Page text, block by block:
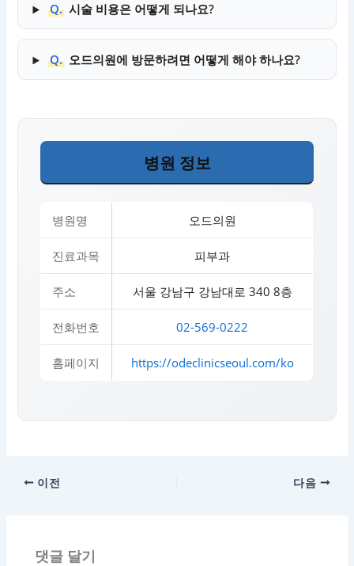
Q. 시술 비용은 어떻게 되나요?
Q. 오드의원에 방문하려면 어떻게 해야 하나요?
병원 정보
병원명 오드의원
진료과목 피부과
주소 서울 강남구 강남대로 340 8층
전화번호 02-569-0222
홈페이지 https://odeclinicseoul.com/ko
이전 다음
댓글 달기